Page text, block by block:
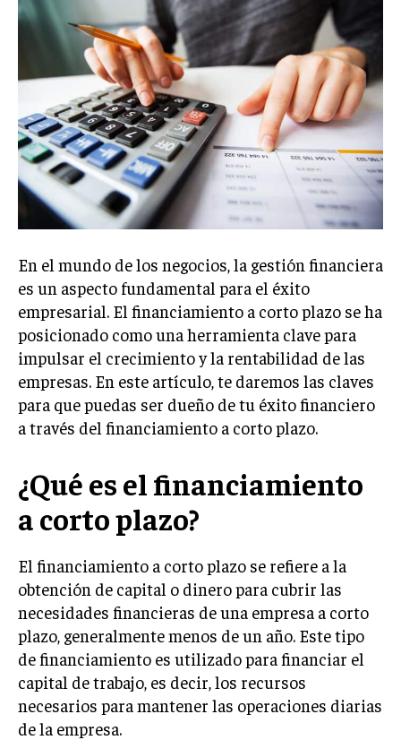
En el mundo de los negocios, la gestión financiera
es un aspecto fundamental para el éxito
empresarial. El financiamiento a corto plazo se ha
posicionado como una herramienta clave para
impulsar el crecimiento y la rentabilidad de las
empresas. En este artículo, te daremos las claves
para que puedas ser dueño de tu éxito financiero
a través del financiamiento a corto plazo.
¿Qué es el financiamiento
a corto plazo?
El financiamiento a corto plazo se refiere a la
obtención de capital o dinero para cubrir las
necesidades financieras de una empresa a corto
plazo, generalmente menos de un año. Este tipo
de financiamiento es utilizado para financiar el
capital de trabajo, es decir, los recursos
necesarios para mantener las operaciones diarias
de la empresa.